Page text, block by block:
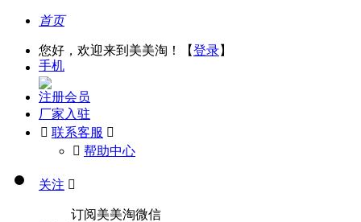
首页
您好，欢迎来到美美淘！【登录】
手机
注册会员
厂家入驻
 联系客服 
󰅃 帮助中心
关注 
订阅美美淘微信